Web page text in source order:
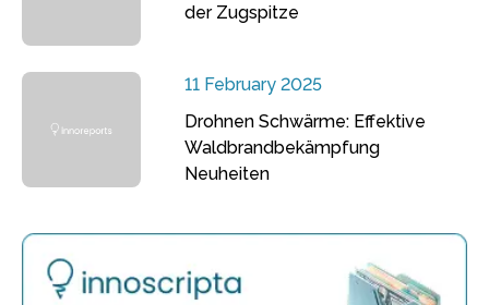
der Zugspitze
11 February 2025
Drohnen Schwärme: Effektive
Waldbrandbekämpfung
Neuheiten